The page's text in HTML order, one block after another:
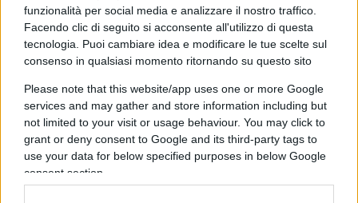
funzionalità per social media e analizzare il nostro traffico.
Facendo clic di seguito si acconsente all'utilizzo di questa
tecnologia. Puoi cambiare idea e modificare le tue scelte sul
consenso in qualsiasi momento ritornando su questo sito
Please note that this website/app uses one or more Google
services and may gather and store information including but
not limited to your visit or usage behaviour. You may click to
grant or deny consent to Google and its third-party tags to
use your data for below specified purposes in below Google
consent section.
riforma come una partita con due squadre
Palazzo Chigi da una parte e la Corte dei conti
dall’altra. La questione riguarda qualcosa di assai
meno spettacolare, ma molto più importante:
come rendere lo Stato capace di decidere e,
contemporaneamente, capace di controllare se
stesso.